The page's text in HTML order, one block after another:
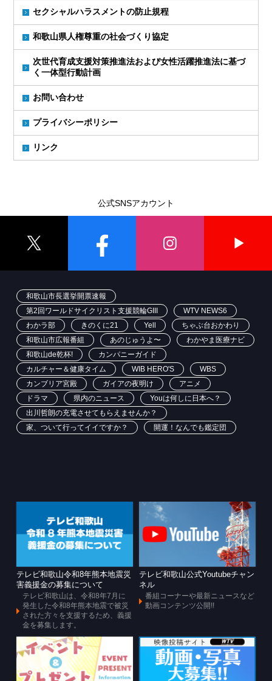
セクシャルハラスメントの防止規程
和歌山県人権尊重の社会づくり協定
次世代育成支援対策推進法および女性活躍推進法に基づ
く一体型行動計画
お問い合わせ
プライバシーポリシー
リンク
公式SNSアカウント
和歌山市長選挙開票速報
第2回ワールドサイクリスト支援競輪GIII
WTV NEWS6
わかラ部
きのくに21 Yell
ちゃぶ台おかわり
和歌山市広報番組
あのじゅうよ〜
わかやま医療ナビ
和歌山de乾杯!
カンパニーガイド
カルチャー＆健康タイム
WIB HERO'S
WBS
カンブリア宮殿
ガイアの夜明け
アニメ
ドラマ
県内のニュース
Youは何しに日本へ？
出川哲朗の充電させてもらえませんか？
家、ついて行ってイイですか？
開運！なんでも鑑定団
テレビ和歌山令和8年熊本地震災
害義援金の募集について
テレビ和歌山は、令和8年7月に
発生した令和8年熊本地震で被災
された方々を支援するため、義援
金を募集します。
テレビ和歌山公式Youtubeチャン
ネル
番組コーナーや最新ニュースなど
動画コンテンツ公開!!